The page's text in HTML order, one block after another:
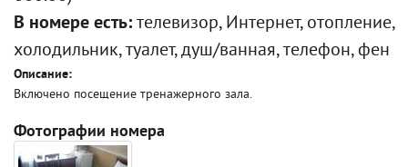
В номере есть: телевизор, Интернет, отопление,
холодильник, туалет, душ/ванная, телефон, фен
Описание:
Включено посещение тренажерного зала.
Фотографии номера